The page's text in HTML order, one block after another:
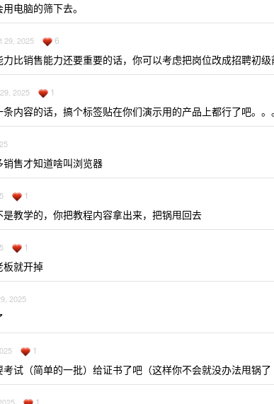
电脑的筛下去。
29, 2025 6
比销售能力还要重要的话，你可以考虑把岗位改成招聘初级
2025 1
内容的话，搞个标签贴在你们演示用的产品上都行了吧。。。
售才知道啥叫浏览器
1
教学的，你把教程内容拿出来，把锅甩回去
1
板就开掉
2025
1
试（简单的一批）给证书了吧（这样你不会就没办法甩锅了
1